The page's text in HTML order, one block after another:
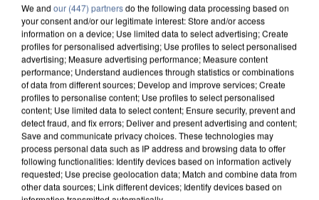
INCENDIES : L’ÎLE-DE-FRANCE LANCE UN ÉLAN
DE SOLIDARITÉ AVEC LES...
We and our (447) partnersdo the following data processing based on
your consent and/or our legitimate interest: Store and/or access
information on a device; Use limited data to select advertising; Create
profiles for personalised advertising; Use profiles to select personalised
advertising; Measure advertising performance; Measure content
performance; Understand audiences through statistics or combinations
of data from different sources; Develop and improve services; Create
profiles to personalise content; Use profiles to select personalised
content; Use limited data to select content; Ensure security, prevent and
detect fraud, and fix errors; Deliver and present advertising and content;
Save and communicate privacy choices. These technologies may
process personal data such as IP address and browsing data to offer
following functionalities: Identify devices based on information actively
requested; Use precise geolocation data; Match and combine data from
other data sources; Link different devices; Identify devices based on